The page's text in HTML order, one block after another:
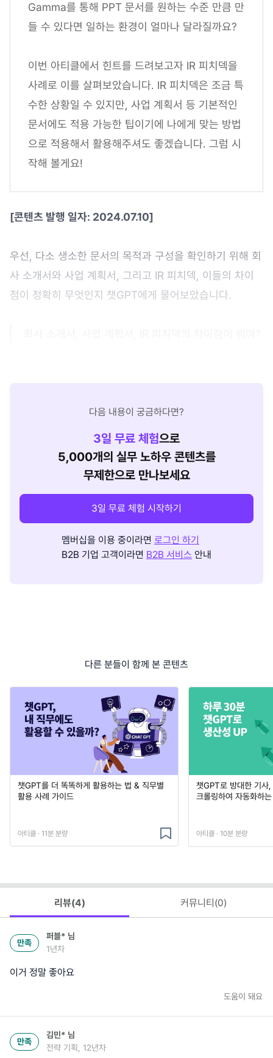
Gamma를 통해 PPT 문서를 원하는 수준 만큼 만
들 수 있다면 일하는 환경이 얼마나 달라질까요?
이번 아티클에서 힌트를 드려보고자 IR 피치덱을
사례로 이를 살펴보았습니다. IR 피치덱은 조금 특
수한 상황일 수 있지만, 사업 계획서 등 기본적인
문서에도 적용 가능한 팁이기에 나에게 맞는 방법
으로 적용해서 활용해주셔도 좋겠습니다. 그럼 시
작해 볼게요!
[콘텐츠 발행 일자: 2024.07.10]
우선, 다소 생소한 문서의 목적과 구성을 확인하기 위해 회
사 소개서와 사업 계획서, 그리고 IR 피치덱, 이들의 차이
점이 정확히 무엇인지 챗GPT에게 물어보았습니다.
다음 내용이 궁금하다면?
3일 무료 체험으로
5,000개의 실무 노하우 콘텐츠를
무제한으로 만나보세요
3일 무료 체험 시작하기
멤버십을 이용 중이라면 로그인 하기
B2B 기업 고객이라면 B2B 서비스 안내
다른 분들이 함께 본 콘텐츠
챗GPT를 더 똑똑하게 활용하는 법 & 직무별
활용 사례 가이드
아티클 · 11분 분량
챗GPT로 방대한 기사
크롤링하여 자동화하
아티클 · 10분 분량
리뷰(4) 커뮤니티(0)
만족
퍼블* 님
1년차
이거 정말 좋아요
도움이 돼요
만족
김민* 님
전략 기획, 12년차